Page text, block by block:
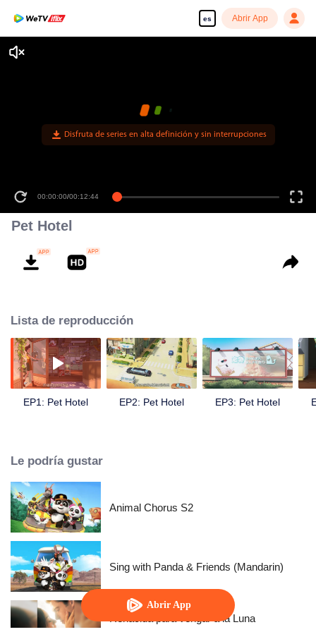
es Abrir App
Abrir App
Disfruta de series en alta definición y sin interrupciones
00:00:00/00:12:44
Pet Hotel
Lista de reproducción
EP1: Pet Hotel EP2: Pet Hotel EP3: Pet Hotel
Le podría gustar
Animal Chorus S2
Sing with Panda & Friends (Mandarin)
Renacida para vengar a la Luna